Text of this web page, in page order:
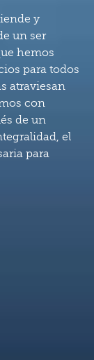
y
un ser
hemos
para todos
atraviesan
con
de un
el
para